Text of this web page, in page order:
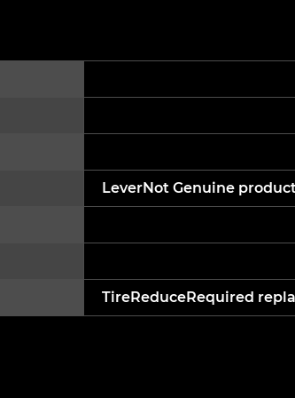
LeverNot Genuine
TireReduceRequired